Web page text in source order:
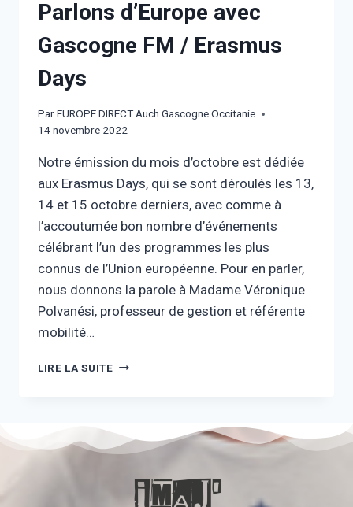
Parlons d’Europe avec
Gascogne FM / Erasmus
Days
ParEUROPE DIRECT Auch Gascogne Occitanie
14 novembre 2022
Notre émission du mois d’octobre est dédiée
aux Erasmus Days, qui se sont déroulés les 13,
14 et 15 octobre derniers, avec comme à
l’accoutumée bon nombre d’événements
célébrant l’un des programmes les plus
connus de l’Union européenne. Pour en parler,
nous donnons la parole à Madame Véronique
Polvanési, professeur de gestion et référente
mobilité…
LIRE LA SUITE